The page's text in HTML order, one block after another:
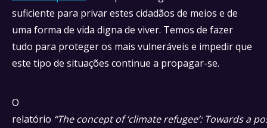
suficiente para privar estes cidadãos de meios e de
uma forma de vida digna de viver. Temos de fazer
tudo para proteger os mais vulneráveis e impedir que
este tipo de situações continue a propagar-se.
O
relatório “The concept of ‘climate refugee’: Towards a